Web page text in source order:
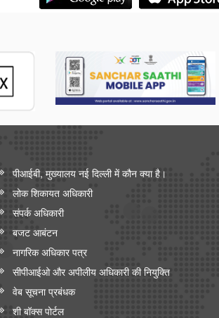
पीआईबी, मुख्यालय नई दिल्ली में कौन क्या है।
लोक शिकायत अधिकारी
संपर्क अधिकारी
बजट आबंटन
नागरिक अधिकार पत्र
सीपीआईओ और अपी‍लीय अधिकारी की नियुक्ति
वेब सूचना प्रबंधक
शी बॉक्स पोर्टल